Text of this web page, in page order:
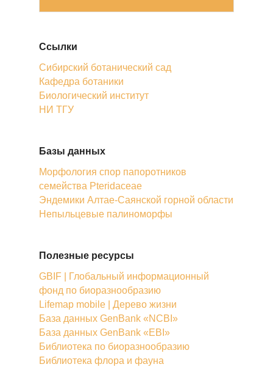
Ссылки
Сибирский ботанический сад
Кафедра ботаники
Биологический институт
НИ ТГУ
Базы данных
Морфология спор папоротников
семейства Pteridaceae
Эндемики Алтае-Саянской горной области
Непыльцевые палиноморфы
Полезные ресурсы
GBIF | Глобальный информационный
фонд по биоразнообразию
Lifemap mobile | Дерево жизни
База данных GenBank «NCBI»
База данных GenBank «EBI»
Библиотека по биоразнообразию
Библиотека флора и фауна